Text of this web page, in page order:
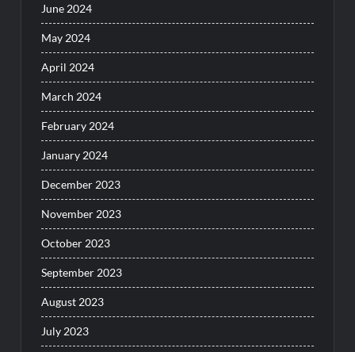
June 2024
May 2024
April 2024
March 2024
February 2024
January 2024
December 2023
November 2023
October 2023
September 2023
August 2023
July 2023